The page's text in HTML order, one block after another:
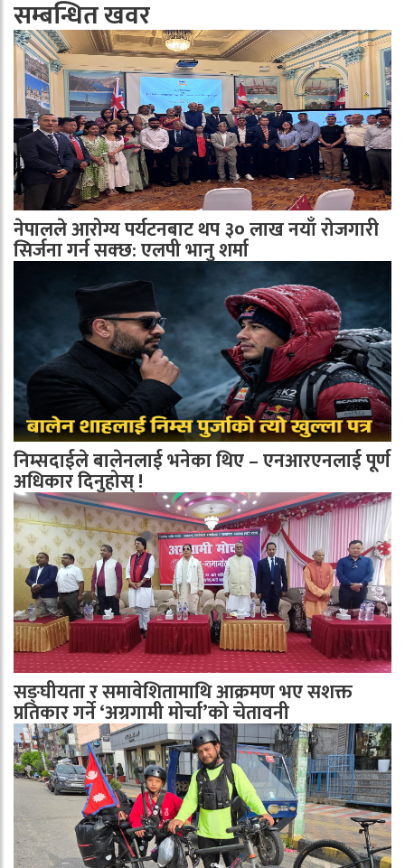
सम्बन्धित खवर
नेपालले आरोग्य पर्यटनबाट थप ३० लाख नयाँ रोजगारी
सिर्जना गर्न सक्छ: एलपी भानु शर्मा
निम्सदाईले बालेनलाई भनेका थिए – एनआरएनलाई पूर्ण
अधिकार दिनुहोस् !
सङ्घीयता र समावेशितामाथि आक्रमण भए सशक्त
प्रतिकार गर्ने ‘अग्रगामी मोर्चा’को चेतावनी